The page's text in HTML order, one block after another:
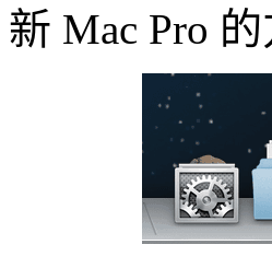
新 Mac Pro